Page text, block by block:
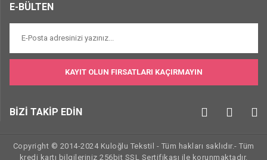
E-BÜLTEN
KAYIT OLUN FIRSATLARI KAÇIRMAYIN
BİZİ TAKİP EDİN
Copyright © 2014-2024 Kuloğlu Tekstil - Tüm hakları saklıdır.- Tüm
kredi kartı bilgileriniz 256bit SSL Sertifikası ile korunmaktadır.